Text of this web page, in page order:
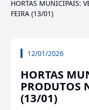
HORTAS MUNICIPAIS:
FEIRA (13/01)
12/01/2026
HORTAS
PRODUTOS
(13/01)